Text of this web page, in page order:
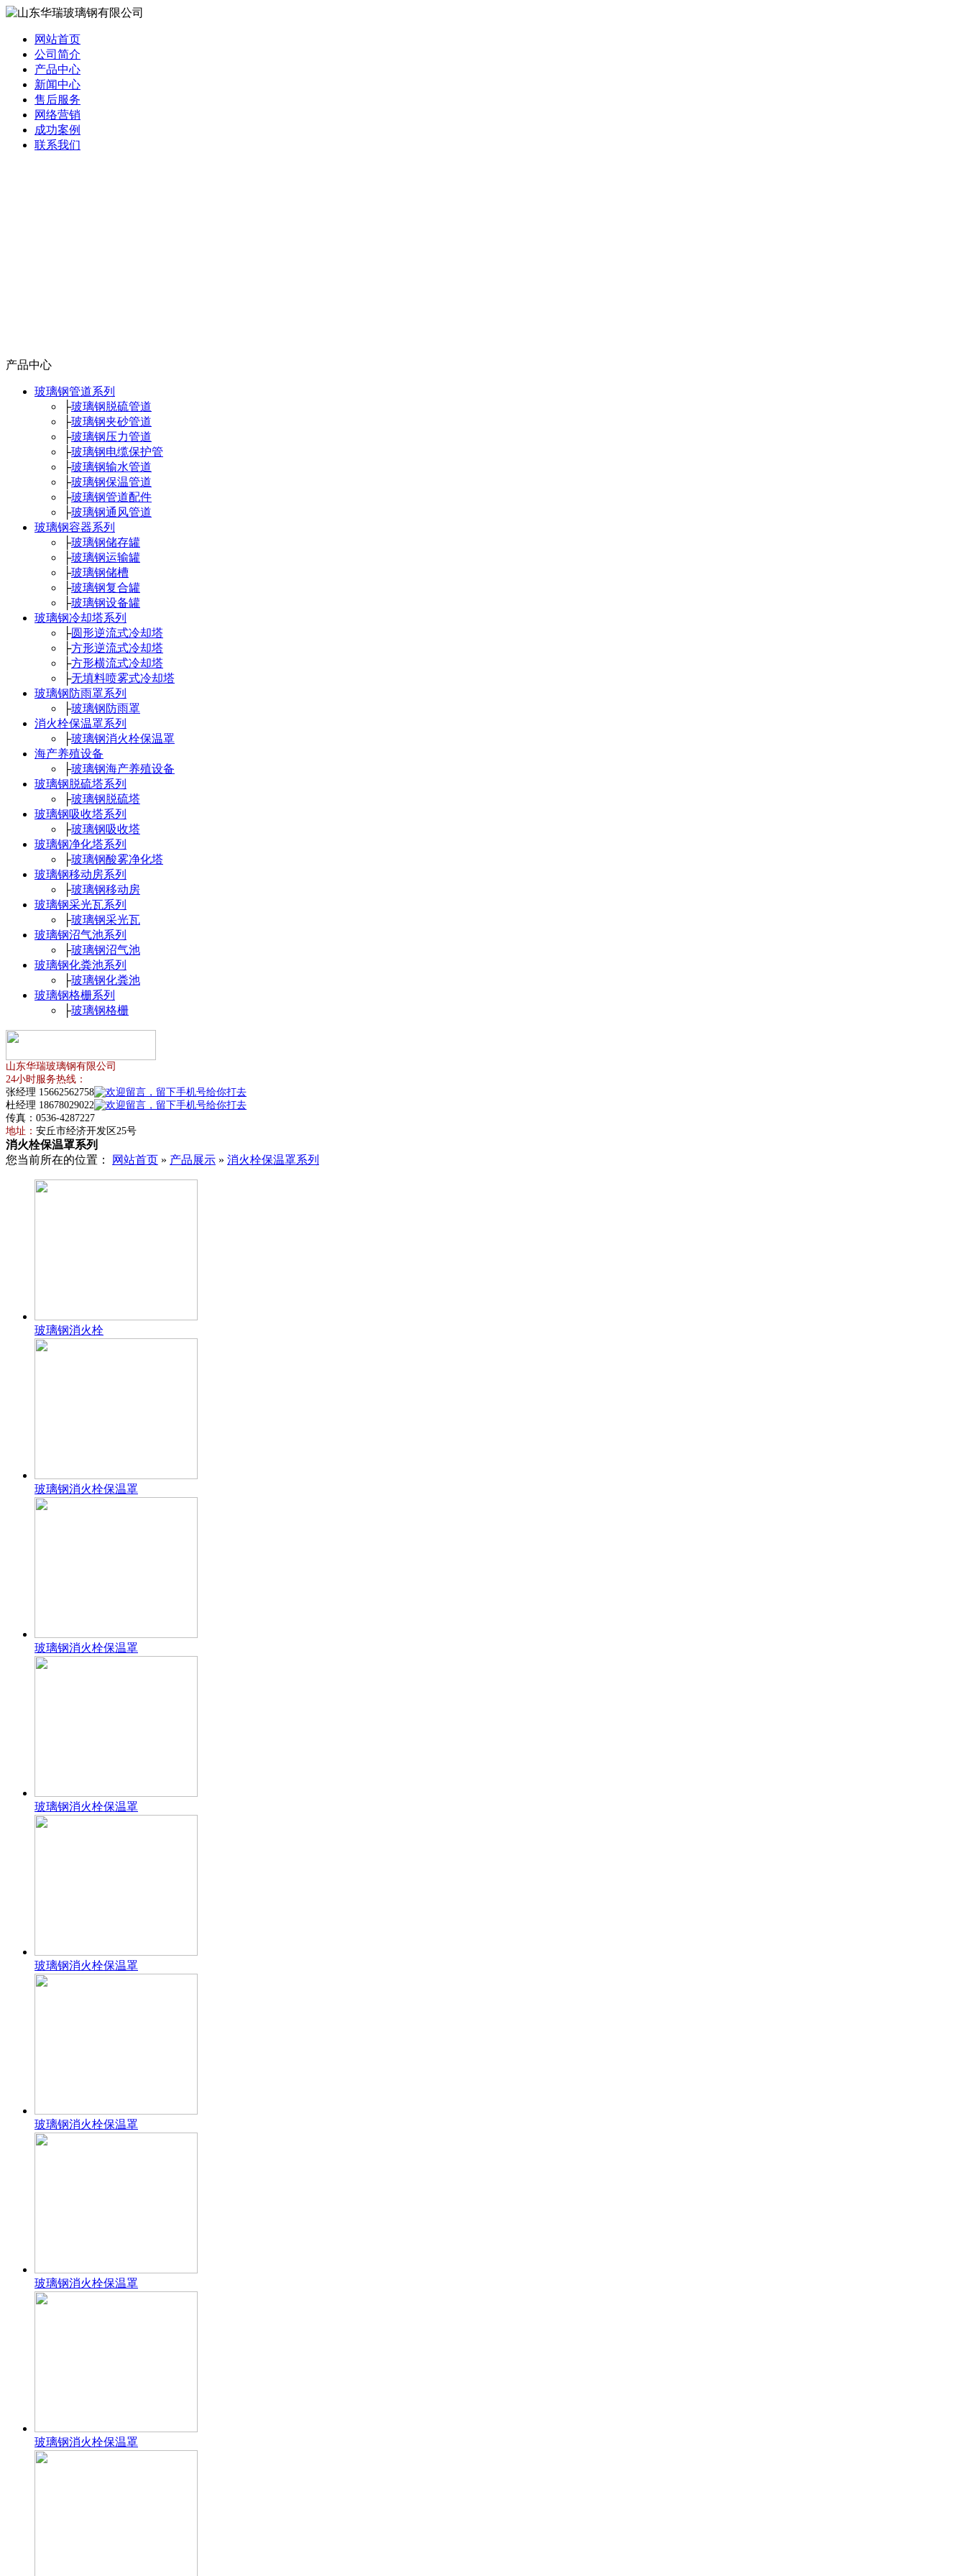
网站首页
公司简介
产品中心
新闻中心
售后服务
网络营销
成功案例
联系我们
产品中心
玻璃钢管道系列
├玻璃钢脱硫管道
├玻璃钢夹砂管道
├玻璃钢压力管道
├玻璃钢电缆保护管
├玻璃钢输水管道
├玻璃钢保温管道
├玻璃钢管道配件
├玻璃钢通风管道
玻璃钢容器系列
├玻璃钢储存罐
├玻璃钢运输罐
├玻璃钢储槽
├玻璃钢复合罐
├玻璃钢设备罐
玻璃钢冷却塔系列
├圆形逆流式冷却塔
├方形逆流式冷却塔
├方形横流式冷却塔
├无填料喷雾式冷却塔
玻璃钢防雨罩系列
├玻璃钢防雨罩
消火栓保温罩系列
├玻璃钢消火栓保温罩
海产养殖设备
├玻璃钢海产养殖设备
玻璃钢脱硫塔系列
├玻璃钢脱硫塔
玻璃钢吸收塔系列
├玻璃钢吸收塔
玻璃钢净化塔系列
├玻璃钢酸雾净化塔
玻璃钢移动房系列
├玻璃钢移动房
玻璃钢采光瓦系列
├玻璃钢采光瓦
玻璃钢沼气池系列
├玻璃钢沼气池
玻璃钢化粪池系列
├玻璃钢化粪池
玻璃钢格栅系列
├玻璃钢格栅
山东华瑞玻璃钢有限公司
24小时服务热线：
张经理 15662562758
杜经理 18678029022
传真：0536-4287227
地址： 安丘市经济开发区25号
消火栓保温罩系列
您当前所在的位置：
网站首页 » 产品展示 » 消火栓保温罩系列
玻璃钢消火栓
玻璃钢消火栓保温罩
玻璃钢消火栓保温罩
玻璃钢消火栓保温罩
玻璃钢消火栓保温罩
玻璃钢消火栓保温罩
玻璃钢消火栓保温罩
玻璃钢消火栓保温罩